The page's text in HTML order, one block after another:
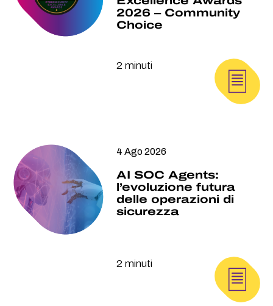
2026 – Community
Choice
2 minuti
4 Ago 2026
AI SOC Agents:
l’evoluzione futura
delle operazioni di
sicurezza
2 minuti